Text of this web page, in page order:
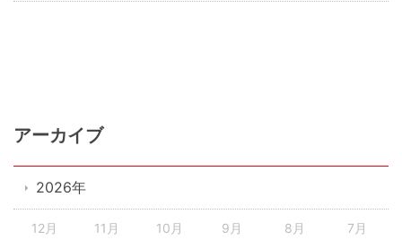
アーカイブ
2026年
12月 11月 10月 9月 8月 7月